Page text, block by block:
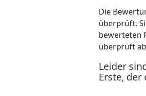
Die
überprüft.
bewerteten
überprüft
Leider
Erste,